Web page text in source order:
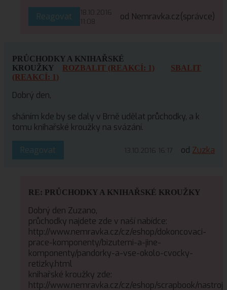
Reagovat
18.10.2016
11:08
od Nemravka.cz(správce)
PRŮCHODKY A KNIHAŘSKÉ
KROUŽKY
ROZBALIT (REAKCÍ: 1)
SBALIT
(REAKCÍ: 1)
Dobrý den,
sháním kde by se daly v Brně udělat průchodky, a k
tomu knihařské kroužky na svázání.
Reagovat 13.10.2016 16:17 od Zuzka
RE: PRŮCHODKY A KNIHAŘSKÉ KROUŽKY
Dobrý den Zuzano,
průchodky najdete zde v naší nabídce:
http://www.nemravka.cz/cz/eshop/dokoncovaci-
prace-komponenty/bizuterni-a-jine-
komponenty/pandorky-a-vse-okolo-cvocky-
retizky.html
knihařské kroužky zde:
http://www.nemravka.cz/cz/eshop/scrapbook/